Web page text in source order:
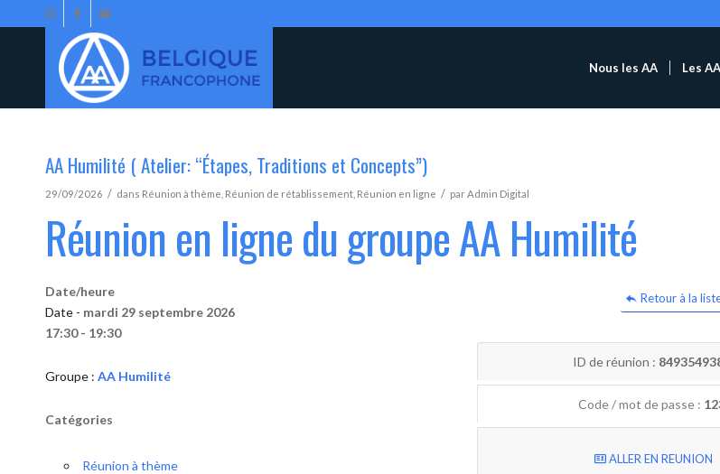
Nous les AA Les
AA Humilité ( Atelier: “Étapes, Traditions et Concepts”)
29/09/2026 / dans Réunion à thème Réunion de rétablissement Réunion en ligne / parAdmin Digital
Réunion en ligne du groupe AA Humilité
Retour à la
Date/heure
Date - mardi 29 septembre 2026
17:30 - 19:30
Groupe : AA Humilité
Catégories
Réunion à thème
ID de réunion :
Code / mot de passe :
ALLER EN REUNION